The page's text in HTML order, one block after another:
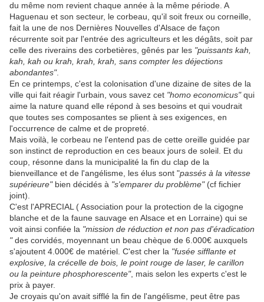
du même nom revient chaque année à la même période. A
Haguenau et son secteur, le corbeau, qu'il soit freux ou corneille,
fait la une de nos Dernières Nouvelles d'Alsace de façon
récurrente soit par l'entrée des agriculteurs et les dégâts, soit par
celle des riverains des corbetières, gênés par les "puissants kah,
kah, kah ou krah, krah, krah, sans compter les déjections
abondantes".
En ce printemps, c'est la colonisation d'une dizaine de sites de la
ville qui fait réagir l'urbain, vous savez cet "homo economicus"qui
aime la nature quand elle répond à ses besoins et qui voudrait
que toutes ses composantes se plient à ses exigences, en
l'occurrence de calme et de propreté.
Mais voilà, le corbeau ne l'entend pas de cette oreille guidée par
son instinct de reproduction en ces beaux jours de soleil. Et du
coup, résonne dans la municipalité la fin du clap de la
bienveillance et de l'angélisme, les élus sont "passés à la vitesse
supérieure"bien décidés à "s'emparer du problème"(cf fichier
joint).
C'est l'APRECIAL ( Association pour la protection de la cigogne
blanche et de la faune sauvage en Alsace et en Lorraine) qui se
voit ainsi confiée la "mission de réduction et non pas d'éradication
"des corvidés, moyennant un beau chèque de 6.000€ auxquels
s'ajoutent 4.000€ de matériel. C'est cher la "fusée sifflante et
explosive, la crécelle de bois, le point rouge de laser, le carillon
ou la peinture phosphorescente", mais selon les experts c'est le
prix à payer.
Je croyais qu'on avait sifflé la fin de l'angélisme, peut être pas